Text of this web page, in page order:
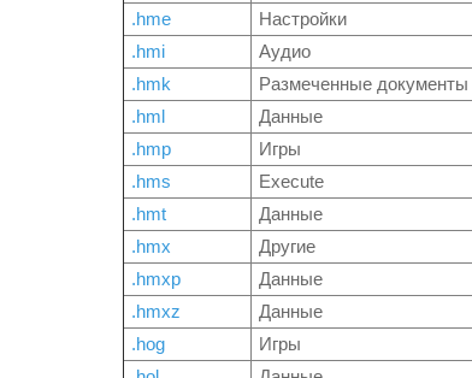
.hme
Настройки
.hmi
Аудио
.hmk
Размеченные документы
.hml
Данные
.hmp
Игры
.hms
Execute
.hmt
Данные
.hmx
Другие
.hmxp
Данные
.hmxz
Данные
.hog
Игры